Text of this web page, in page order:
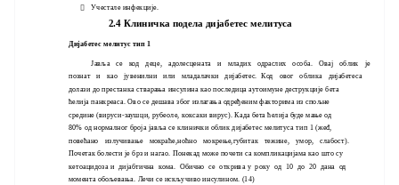

Учестале инфекције.
2.4 Клиничка подела дијабетес мелитуса
Дијабетес мелитус тип 1
Јавља се код деце, адолесцената и младих одраслих особа. Овај облик је
познат и као јувенилни или младалачки дијабетес. Код овог облика дијабетеса
долази до престанка стварања инсулина као последица аутоимуне деструкције бета
ћелија панкреаса. Ово се дешава због излагања одређеним факторима из спољне
средине (вируси-заушци, рубеоле, коксаки вирус). Када бета ћелија буде мање од
80% од нормалног броја јавља се клинички облик дијабетес мелитуса тип 1 (жеđ,
повећано излучивање мокраће,ноћно мокрење,губитак тежине, умор, слабост).
Почетак болести је брз и нагао. Понекад може почети са компликацијама као што су
кетоацидоза и дијабтична кома. Обично се открива у року од 10 до 20 дана од
момента обољевања. Лечи се искључиво инсулином. (14)